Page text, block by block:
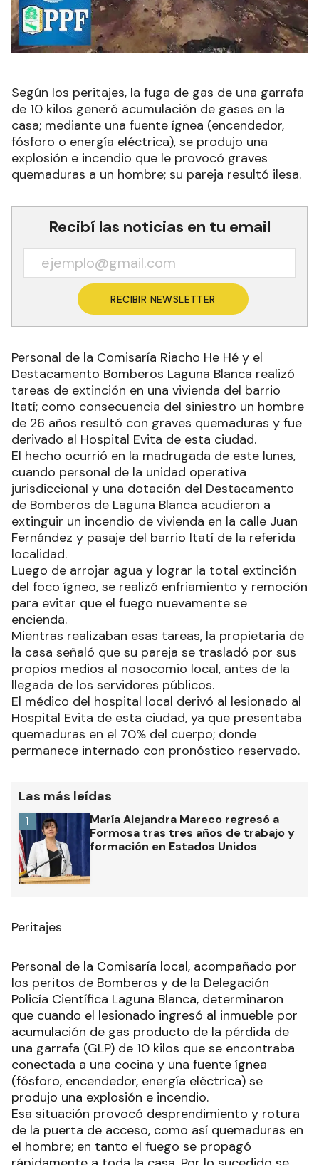
Según los peritajes, la fuga de gas de una garrafa
de 10 kilos generó acumulación de gases en la
casa; mediante una fuente ígnea (encendedor,
fósforo o energía eléctrica), se produjo una
explosión e incendio que le provocó graves
quemaduras a un hombre; su pareja resultó ilesa.
Recibí las noticias en tu email
RECIBIR NEWSLETTER
Personal de la Comisaría Riacho He Hé y el
Destacamento Bomberos Laguna Blanca realizó
tareas de extinción en una vivienda del barrio
Itatí; como consecuencia del siniestro un hombre
de 26 años resultó con graves quemaduras y fue
derivado al Hospital Evita de esta ciudad.
El hecho ocurrió en la madrugada de este lunes,
cuando personal de la unidad operativa
jurisdiccional y una dotación del Destacamento
de Bomberos de Laguna Blanca acudieron a
extinguir un incendio de vivienda en la calle Juan
Fernández y pasaje del barrio Itatí de la referida
localidad.
Luego de arrojar agua y lograr la total extinción
del foco ígneo, se realizó enfriamiento y remoción
para evitar que el fuego nuevamente se
encienda.
Mientras realizaban esas tareas, la propietaria de
la casa señaló que su pareja se trasladó por sus
propios medios al nosocomio local, antes de la
llegada de los servidores públicos.
El médico del hospital local derivó al lesionado al
Hospital Evita de esta ciudad, ya que presentaba
quemaduras en el 70% del cuerpo; donde
permanece internado con pronóstico reservado.
Las más leídas
María Alejandra Mareco regresó a
Formosa tras tres años de trabajo y
formación en Estados Unidos
1
Peritajes
Personal de la Comisaría local, acompañado por
los peritos de Bomberos y de la Delegación
Policía Científica Laguna Blanca, determinaron
que cuando el lesionado ingresó al inmueble por
acumulación de gas producto de la pérdida de
una garrafa (GLP) de 10 kilos que se encontraba
conectada a una cocina y una fuente ígnea
(fósforo, encendedor, energía eléctrica) se
produjo una explosión e incendio.
Esa situación provocó desprendimiento y rotura
de la puerta de acceso, como así quemaduras en
el hombre; en tanto el fuego se propagó